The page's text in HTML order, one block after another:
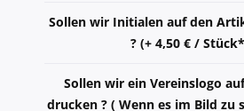
Sollen wir Initialen auf den
? (+ 4,50 € /
Sollen wir ein Vereinslogo
drucken ? ( Wenn es im Bild zu